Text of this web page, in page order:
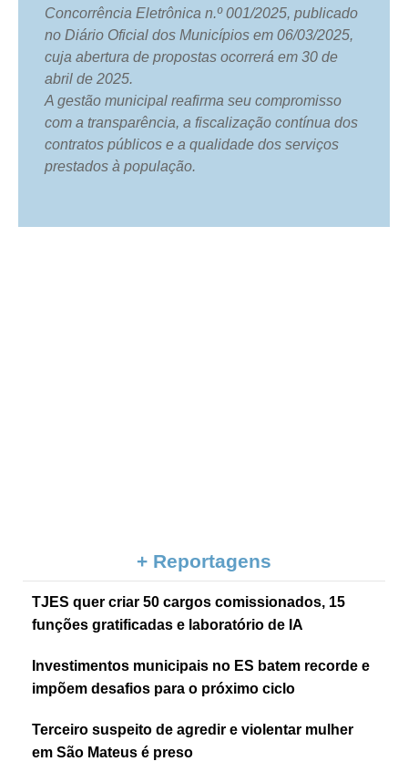
Concorrência Eletrônica n.º 001/2025, publicado
no Diário Oficial dos Municípios em 06/03/2025,
cuja abertura de propostas ocorrerá em 30 de
abril de 2025.
A gestão municipal reafirma seu compromisso
com a transparência, a fiscalização contínua dos
contratos públicos e a qualidade dos serviços
prestados à população.
+ Reportagens
TJES quer criar 50 cargos comissionados, 15
funções gratificadas e laboratório de IA
Investimentos municipais no ES batem recorde e
impõem desafios para o próximo ciclo
Terceiro suspeito de agredir e violentar mulher
em São Mateus é preso